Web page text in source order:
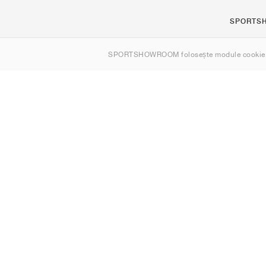
SPORTSHOWROOM folosește module cookie.
Contact